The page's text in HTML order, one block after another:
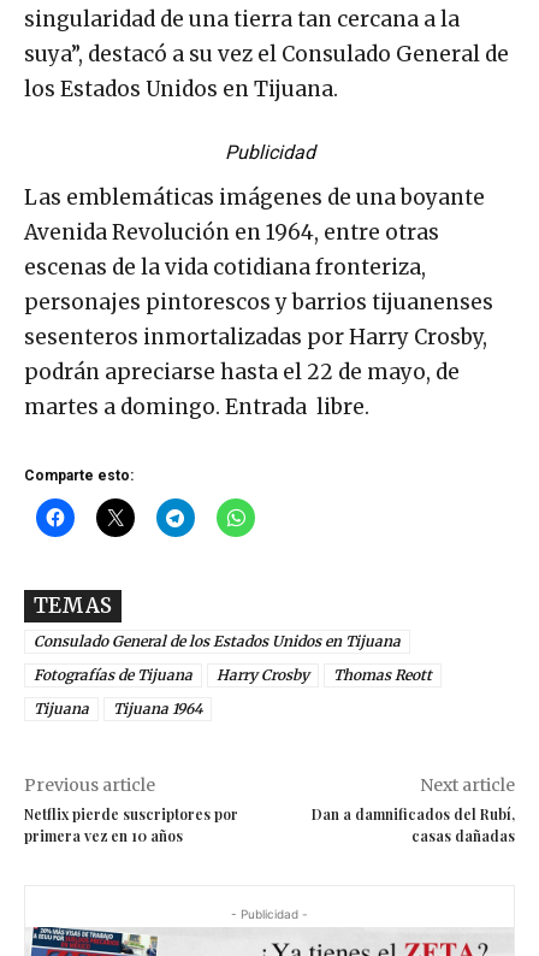
singularidad de una tierra tan cercana a la
suya”, destacó a su vez el Consulado General de
los Estados Unidos en Tijuana.
Publicidad
Las emblemáticas imágenes de una boyante
Avenida Revolución en 1964, entre otras
escenas de la vida cotidiana fronteriza,
personajes pintorescos y barrios tijuanenses
sesenteros inmortalizadas por Harry Crosby,
podrán apreciarse hasta el 22 de mayo, de
martes a domingo. Entrada libre.
Comparte esto:
TEMAS
Consulado General de los Estados Unidos en Tijuana
Fotografías de Tijuana
Harry Crosby
Thomas Reott
Tijuana
Tijuana 1964
Previous article
Netflix pierde suscriptores por
primera vez en 10 años
Next article
Dan a damnificados del Rubí,
casas dañadas
- Publicidad -